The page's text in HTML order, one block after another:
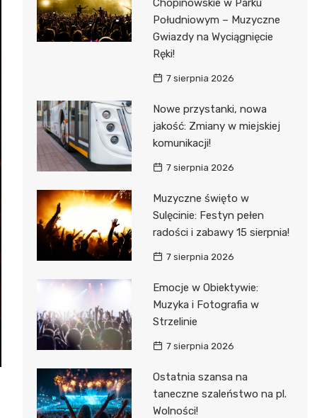
Chopinowskie w Parku
Południowym – Muzyczne
Gwiazdy na Wyciągnięcie
Ręki!
7 sierpnia 2026
Nowe przystanki, nowa
jakość: Zmiany w miejskiej
komunikacji!
7 sierpnia 2026
Muzyczne święto w
Sulęcinie: Festyn pełen
radości i zabawy 15 sierpnia!
7 sierpnia 2026
Emocje w Obiektywie:
Muzyka i Fotografia w
Strzelinie
7 sierpnia 2026
Ostatnia szansa na
taneczne szaleństwo na pl.
Wolności!